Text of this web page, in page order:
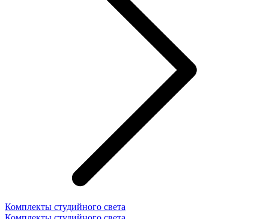
Комплекты студийного света